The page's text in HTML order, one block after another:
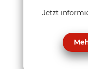
Jetzt